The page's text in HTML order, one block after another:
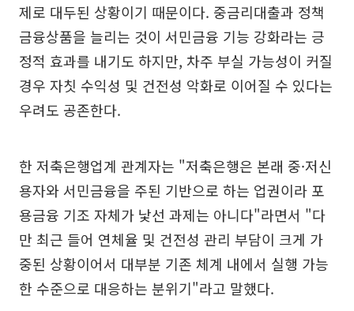
제로 대두된 상황이기 때문이다. 중금리대출과 정책
금융상품을 늘리는 것이 서민금융 기능 강화라는 긍
정적 효과를 내기도 하지만, 차주 부실 가능성이 커질
경우 자칫 수익성 및 건전성 악화로 이어질 수 있다는
우려도 공존한다.
한 저축은행업계 관계자는 "저축은행은 본래 중·저신
용자와 서민금융을 주된 기반으로 하는 업권이라 포
용금융 기조 자체가 낯선 과제는 아니다"라면서 "다
만 최근 들어 연체율 및 건전성 관리 부담이 크게 가
중된 상황이어서 대부분 기존 체계 내에서 실행 가능
한 수준으로 대응하는 분위기"라고 말했다.